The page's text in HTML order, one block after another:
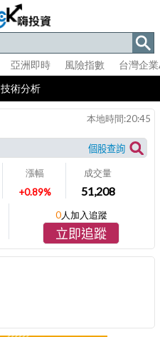
亞洲即時 風險指數
台灣企
技術分析
漲幅
+0.89%
成交量
51,208
本地時間:20:45
0人加入追蹤
立即追蹤